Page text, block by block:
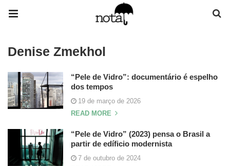
Denise Zmekhol
“Pele de Vidro”: documentário é espelho
dos tempos
19 de março de 2026
READ MORE
“Pele de Vidro” (2023) pensa o Brasil a
partir de edíficio modernista
7 de outubro de 2024